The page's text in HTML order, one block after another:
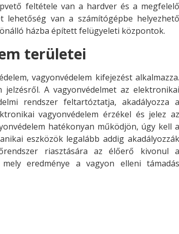
feltétele van a hardver és a megfelelő
lehetőség van a számítógépbe helyezhető
házba épített felügyeleti központok.
területei
vagyonvédelem kifejezést alkalmazza.
A vagyonvédelmet az elektronikai
rendszer feltartóztatja, akadályozza a
vagyonvédelem érzékel és jelez az
hatékonyan működjön, úgy kell a
eszközök legalább addig akadályozzák
riasztására az élőerő kivonul a
eredménye a vagyon elleni támadás